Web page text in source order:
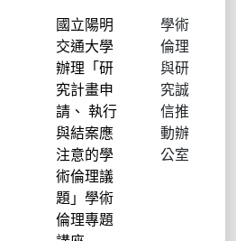
國立陽明
交通大學
辦理「研
究計畫申
請、 執行
與結案應
注意的學
術倫理議
題」學術
倫理專題
學術
倫理
與研
究誠
信推
動辦
公室